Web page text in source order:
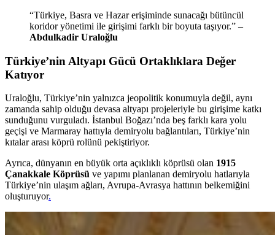
“Türkiye, Basra ve Hazar erişiminde sunacağı bütüncül
koridor yönetimi ile girişimi farklı bir boyuta taşıyor.” –
Abdulkadir Uraloğlu
Türkiye’nin Altyapı Gücü Ortaklıklara Değer
Katıyor
Uraloğlu, Türkiye’nin yalnızca jeopolitik konumuyla değil, aynı
zamanda sahip olduğu devasa altyapı projeleriyle bu girişime katkı
sunduğunu vurguladı. İstanbul Boğazı’nda beş farklı kara yolu
geçişi ve Marmaray hattıyla demiryolu bağlantıları, Türkiye’nin
kıtalar arası köprü rolünü pekiştiriyor.
Ayrıca, dünyanın en büyük orta açıklıklı köprüsü olan 1915
Çanakkale Köprüsü ve yapımı planlanan demiryolu hatlarıyla
Türkiye’nin ulaşım ağları, Avrupa-Avrasya hattının belkemiğini
oluşturuyor.